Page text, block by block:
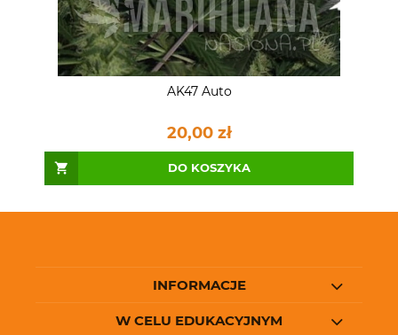
AK47 Auto
20,00 zł
DO KOSZYKA
INFORMACJE
W CELU EDUKACYJNYM